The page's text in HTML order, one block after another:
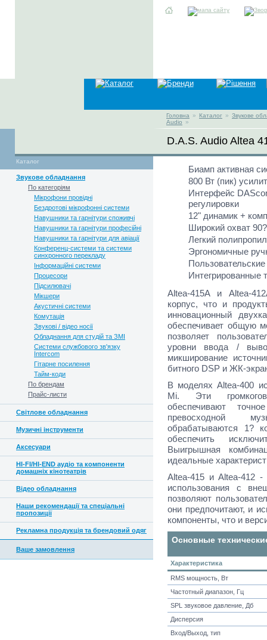
Головна » Каталог » Звукове
Audio
»
D.A.S. Audio Altea
Каталог
Звукове обладнання
По категоріям
Мікрофони провідні
Бездротові мікрофонні системи
Навушники та гарнітури споживчі
Навушники та гарнітури професійні
Навушники та гарнітури для авіації
Конференц-системи та системи
синхронного перекладу
Інформаційні системи
Процесори
Підсилювачі
Мікшери
Акустичні системи
Комутація
Звукові / відео носії
Обладнання для студій та ЗМІ
Системи службового зв'язку
Intercom
Гітарне посилення
Тайм-коди
По брендам
Прайс-листи
Світлове обладнання
Музичні інструменти
Аксесуари
HI-FI/HI-END аудіо та компоненти
домашніх кінотеатрів
Відео обладнання
Наши рекомендації та спеціальні
пропозиції
Рекламна продукція та брендовий одяг
Ваше замовлення
Биамп активная
800 Вт (пик)
Интерфейс
регулировки
12" динамик +
Широкий охват 90?
Легкий
Эргономичные
Интегрированные
Altea-415A и Altea-
корпус, что и
инновационный
обеспечивает общую
позволяет
уровни ввода /
микширование
битного DSP и ЖК-
В моделях Altea-400
Mi. Эти
обеспечивают
превосходной
обрабатываются 1?
обеспечить
Выигрышная
идеальные
Altea-415 и Altea-412
использования с
позволяют
они предпочитают, и
компоненты, что и
Основные
Характеристика
RMS мощность, Вт
Частотный диапазон, Гц
SPL звуковое давление, Дб
Дисперсия
Вход/Выход, тип